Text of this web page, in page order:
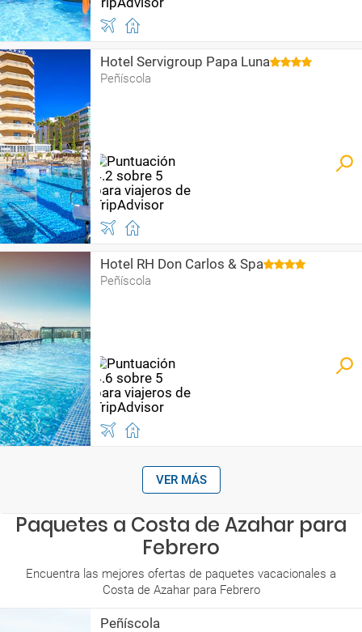
Hotel Servigroup Papa Luna
Peñíscola
Hotel RH Don Carlos & Spa
Peñíscola
VER MÁS
Paquetes a Costa de Azahar para
Febrero
Encuentra las mejores ofertas de paquetes vacacionales a
Costa de Azahar para Febrero
Peñíscola